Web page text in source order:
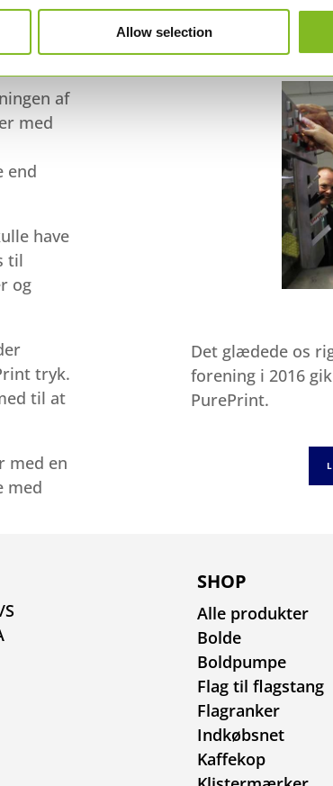
Allow selection
af
med
end
have
til
og
tryk.
til at
med en
med
Det glædede os
forening i 2016
PurePrint.
SHOP
Alle produkter
Bolde
Boldpumpe
Flag til flagstang
Flagranker
Indkøbsnet
Kaffekop